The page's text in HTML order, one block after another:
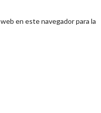
en este navegador para la